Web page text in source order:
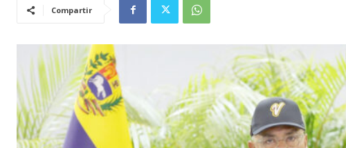
Compartir